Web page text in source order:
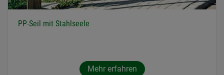
PP-Seil mit Stahlseele
Mehr erfahren